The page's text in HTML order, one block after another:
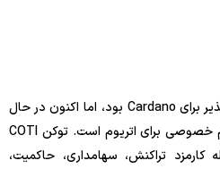
در ابتدا یک راه حل مقیاس پذیر برای Cardano بود، اما اکنون در حال
انتقال به یک شبکه لایه ۲ با حریم خصوصی برای اتریوم است. توکن COTI
کارمزد تراکنش، سهامداری، حاکمیت،